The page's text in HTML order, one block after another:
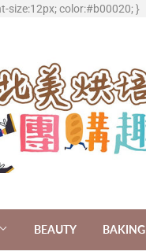
size:12px; color:#b00020; }
BEAUTY BAKING